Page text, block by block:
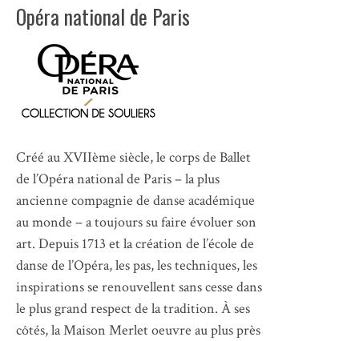
Opéra national de Paris
Créé au XVIIème siècle, le corps de Ballet
de l’Opéra national de Paris – la plus
ancienne compagnie de danse académique
au monde – a toujours su faire évoluer son
art. Depuis 1713 et la création de l’école de
danse de l’Opéra, les pas, les techniques, les
inspirations se renouvellent sans cesse dans
le plus grand respect de la tradition. À ses
côtés, la Maison Merlet oeuvre au plus près